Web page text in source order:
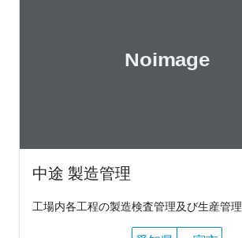
中途 製造管理
工場内各工程の製造検査管理及び生産管理